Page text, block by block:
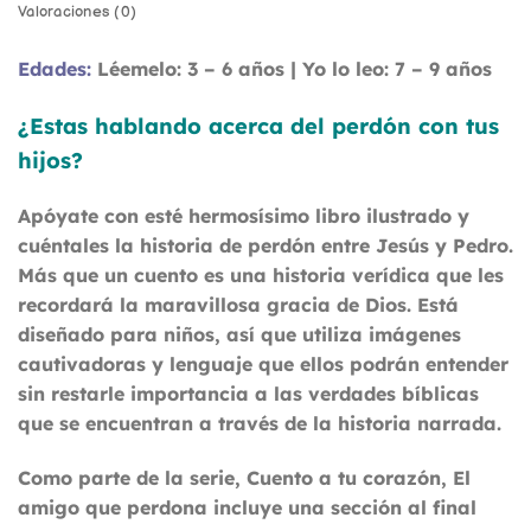
Valoraciones (0)
Edades: Léemelo: 3 – 6 años | Yo lo leo: 7 – 9 años
¿Estas hablando acerca del perdón con tus
hijos?
Apóyate con esté hermosísimo libro ilustrado y
cuéntales la historia de perdón entre Jesús y Pedro.
Más que un cuento es una historia verídica que les
recordará la maravillosa gracia de Dios. Está
diseñado para niños, así que utiliza imágenes
cautivadoras y lenguaje que ellos podrán entender
sin restarle importancia a las verdades bíblicas
que se encuentran a través de la historia narrada.
Como parte de la serie, Cuento a tu corazón, El
amigo que perdona incluye una sección al final